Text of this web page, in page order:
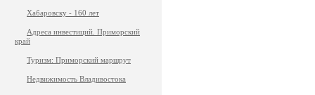
Хабаровску - 160 лет
Адреса инвестиций. Приморский
край
Туризм: Приморский маршрут
Недвижимость Владивостока